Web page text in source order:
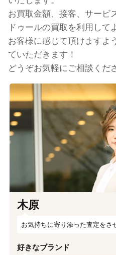
お買取金額、接客、サービ
ドゥールの買取を利用して
お客様に感じて頂けますよ
ていただきます！
どうぞお気軽にご相談くだ
木原
お気持ちに寄り添った査定をさ
好きなブランド